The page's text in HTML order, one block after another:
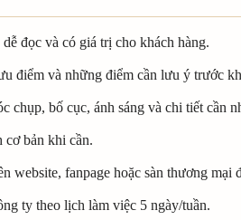
đọc và có giá trị cho khách hàng.
điểm và những điểm cần lưu ý trước
chụp, bố cục, ánh sáng và chi tiết cần
cơ bản khi cần.
website, fanpage hoặc sàn thương mại
ty theo lịch làm việc 5 ngày/tuần.